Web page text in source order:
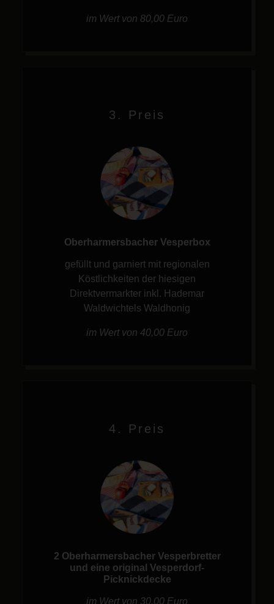
im Wert von 80,00 Euro
3. Preis
Oberharmersbacher Vesperbox
gefüllt und garniert mit regionalen
Köstlichkeiten der hiesigen
Direktvermarkter inkl. Hademar
Waldwichtels Waldhonig
im Wert von 40,00 Euro
4. Preis
2 Oberharmersbacher Vesperbretter
und eine original Vesperdorf-
Picknickdecke
im Wert von 30,00 Euro